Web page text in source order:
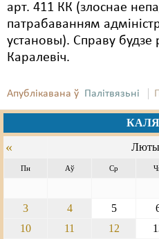
арт. 411 КК (злоснае
патрабаванням
установы). Справу будзе
Каралевіч.
Апублікавана ў Палітвязьні
« Люты
Пн Аў Ср
3
4 5
10
11 12
Пэнітэнцыярная сыстэма
Распальваньне варожасьці
Свабода слова
Экалёгія